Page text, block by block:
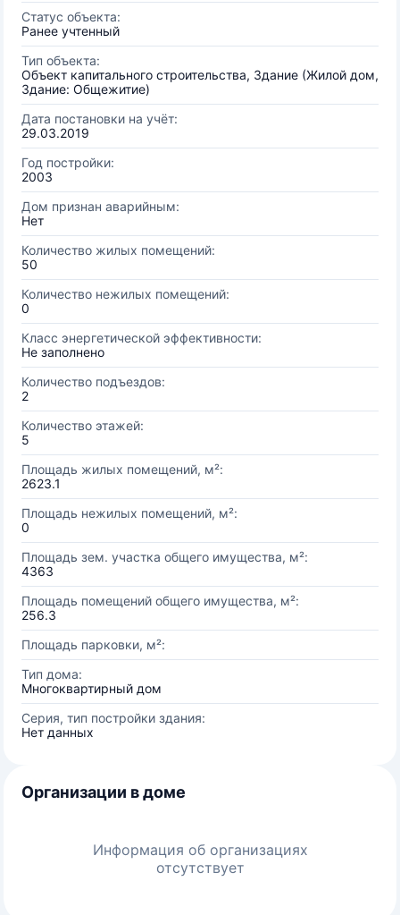
Статус объекта:
Ранее учтенный
Тип объекта:
Объект капитального строительства, Здание (Жилой дом,
Здание: Общежитие)
Дата постановки на учёт:
29.03.2019
Год постройки:
2003
Дом признан аварийным:
Нет
Количество жилых помещений:
50
Количество нежилых помещений:
0
Класс энергетической эффективности:
Не заполнено
Количество подъездов:
2
Количество этажей:
5
Площадь жилых помещений, м²:
2623.1
Площадь нежилых помещений, м²:
0
Площадь зем. участка общего имущества, м²:
4363
Площадь помещений общего имущества, м²:
256.3
Площадь парковки, м²:
Тип дома:
Многоквартирный дом
Серия, тип постройки здания:
Нет данных
Организации в доме
Информация об организациях
отсутствует